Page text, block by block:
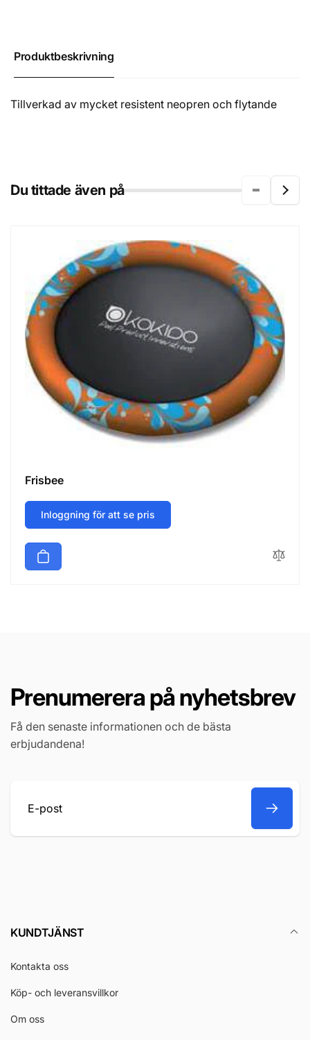
Produktbeskrivning
Tillverkad av mycket resistent neopren och flytande
Du tittade även på
Frisbee
Inloggning för att se pris
Prenumerera på nyhetsbrev
Få den senaste informationen och de bästa
erbjudandena!
E-
KUNDTJÄNST
Kontakta oss
Köp- och leveransvillkor
Om oss